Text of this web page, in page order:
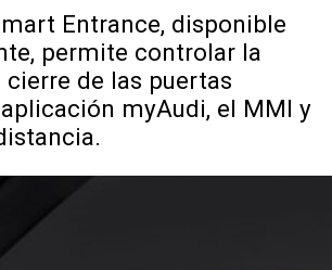
Entrance, disponible
permite controlar la
de las puertas
myAudi, el MMI y